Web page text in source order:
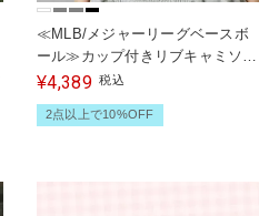
≪MLB/メジャーリーグベースボ
ール≫カップ付きリブキャミソー
ル
¥4,389 税込
2点以上で10%OFF